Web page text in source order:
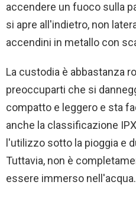
accendere un fuoco sulla
si apre all'indietro, non
accendini in metallo con
La custodia è abbastanza
preoccuparti che si
compatto e leggero e sta
anche la classificazione
l'utilizzo sotto la pioggia e
Tuttavia, non è
essere immerso nell'acqua.